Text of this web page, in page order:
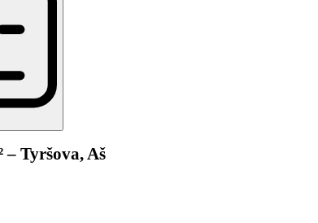
– Tyršova, Aš